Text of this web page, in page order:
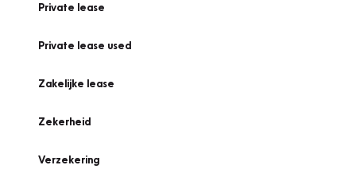
Private lease
Private lease used
Zakelijke lease
Zekerheid
Verzekering